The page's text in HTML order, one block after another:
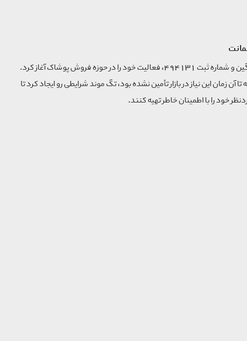
فروشگاه تگ موند از سال 1395 با نام ثبتی گسترش و نوآوری تگین و شماره ثبت 494131، فعالیت خود را در حوزه فروش پوشاک آغاز کرد.
تا آن زمان این نیاز در بازار تأمین نشده بود، تگ موند شرایطی رو ایجاد کرد تا
خود را با اطمینان خاطر تهیه کنند.